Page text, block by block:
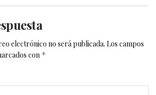
electrónico no será publicada. Los campos
con *